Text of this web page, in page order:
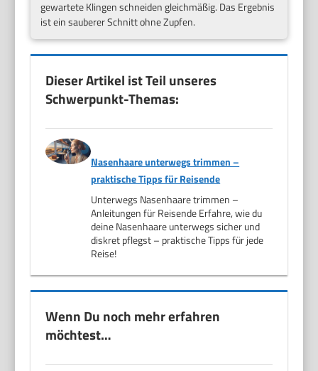
gewartete Klingen schneiden gleichmäßig. Das Ergebnis
ist ein sauberer Schnitt ohne Zupfen.
Dieser Artikel ist Teil unseres
Schwerpunkt-Themas:
Nasenhaare unterwegs trimmen –
praktische Tipps für Reisende
Unterwegs Nasenhaare trimmen –
Anleitungen für Reisende Erfahre, wie du
deine Nasenhaare unterwegs sicher und
diskret pflegst – praktische Tipps für jede
Reise!
Wenn Du noch mehr erfahren
möchtest…